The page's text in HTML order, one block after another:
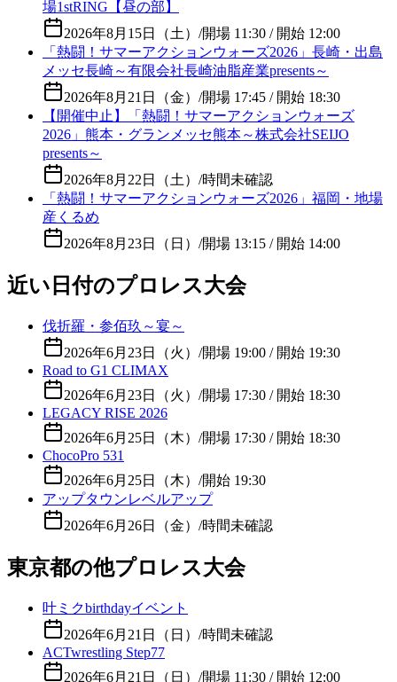
場1stRING【昼の部】
2026年8月15日（土） /開場 11:30 / 開始 12:00
「熱闘！サマーアクションウォーズ2026」長崎・出島
メッセ長崎～有限会社長崎油脂産業presents～
2026年8月21日（金） /開場 17:45 / 開始 18:30
【開催中止】「熱闘！サマーアクションウォーズ
2026」熊本・グランメッセ熊本～株式会社SEIJO
presents～
2026年8月22日（土） /時間未確認
「熱闘！サマーアクションウォーズ2026」福岡・地場
産くるめ
2026年8月23日（日） /開場 13:15 / 開始 14:00
近い日付のプロレス大会
伐折羅・参佰玖～宴～
2026年6月23日（火） /開場 19:00 / 開始 19:30
Road to G1 CLIMAX
2026年6月23日（火） /開場 17:30 / 開始 18:30
LEGACY RISE 2026
2026年6月25日（木） /開場 17:30 / 開始 18:30
ChocoPro 531
2026年6月25日（木） /開始 19:30
アップタウンレベルアップ
2026年6月26日（金） /時間未確認
東京都の他プロレス大会
叶ミクbirthdayイベント
2026年6月21日（日） /時間未確認
ACTwrestling Step77
2026年6月21日（日） /開場 11:30 / 開始 12:00